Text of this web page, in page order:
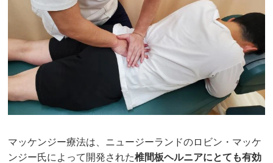
マッケンジー療法は、ニュージーランドのロビン・マッケ
ンジー氏によって開発された椎間板ヘルニアにとても有効